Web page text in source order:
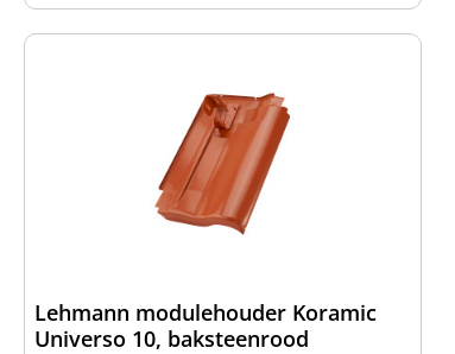
Lehmann modulehouder Koramic
Universo 10, baksteenrood